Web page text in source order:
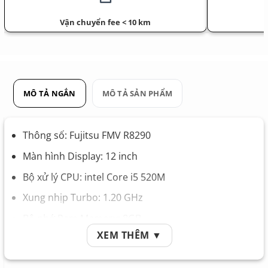
Vận chuyển fee < 10 km
MÔ TẢ NGẮN MÔ TẢ SẢN PHẨM
Thông số: Fujitsu FMV R8290
Màn hình Display: 12 inch
Bộ xử lý CPU: intel Core i5 520M
Xung nhịp Turbo: 1.20 GHz
Ổ cứng Hard Drive: SSD 256GB
Pin Battery: Nguyên zin theo máy
XEM THÊM ▼